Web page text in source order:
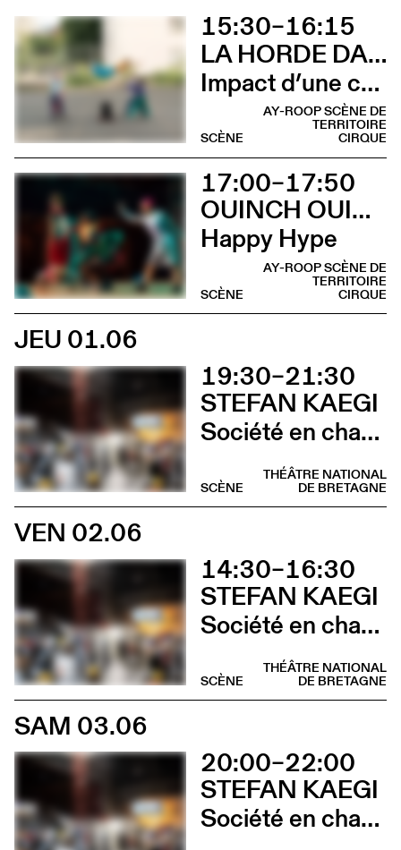
15:30–16:15
LA HORDE DANS LES PAVÉS
Impact d’une course [Cleunay]
AY-ROOP SCÈNE DE
TERRITOIRE
CIRQUE
SCÈNE
17:00–17:50
OUINCH OUINCH
Happy Hype
AY-ROOP SCÈNE DE
TERRITOIRE
CIRQUE
SCÈNE
JEU 01.06
19:30–21:30
STEFAN KAEGI
Société en chantier
THÉÂTRE NATIONAL
DE BRETAGNE
SCÈNE
VEN 02.06
14:30–16:30
STEFAN KAEGI
Société en chantier
THÉÂTRE NATIONAL
DE BRETAGNE
SCÈNE
SAM 03.06
20:00–22:00
STEFAN KAEGI
Société en chantier